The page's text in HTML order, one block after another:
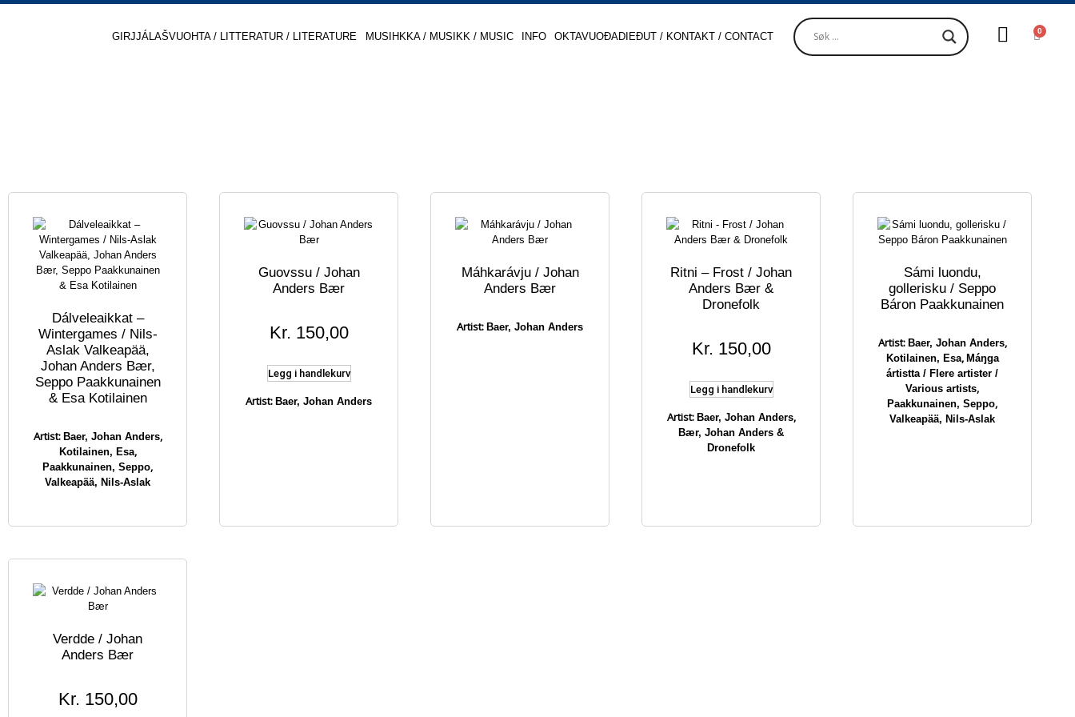
GIRJJÁLAŠVUOHTA / LITTERATUR / LITERATURE MUSIHKKA / MUSIKK / MUSIC INFO OKTAVUOĐADIEĐUT / KONTAKT / CONTACT 0
Dálveleaikkat –
Wintergames / Nils-
Aslak Valkeapää,
Johan Anders Bær,
Seppo Paakkunainen
& Esa Kotilainen
Artist: Baer, Johan Anders,
Kotilainen, Esa,
Paakkunainen, Seppo,
Valkeapää, Nils-Aslak
Guovssu / Johan
Anders Bær
Kr 150,00
Legg i handlekurv
Artist: Baer, Johan Anders
Máhkarávju / Johan
Anders Bær
Artist: Baer, Johan Anders
Ritni – Frost / Johan
Anders Bær &
Dronefolk
Kr 150,00
Legg i handlekurv
Artist: Baer, Johan Anders,
Bær, Johan Anders &
Dronefolk
Sámi luondu,
gollerisku / Seppo
Báron Paakkunainen
Artist: Baer, Johan Anders,
Kotilainen, Esa, Máŋga
ártistta / Flere artister /
Various artists,
Paakkunainen, Seppo,
Valkeapää, Nils-Aslak
Verdde / Johan
Anders Bær
Kr 150,00